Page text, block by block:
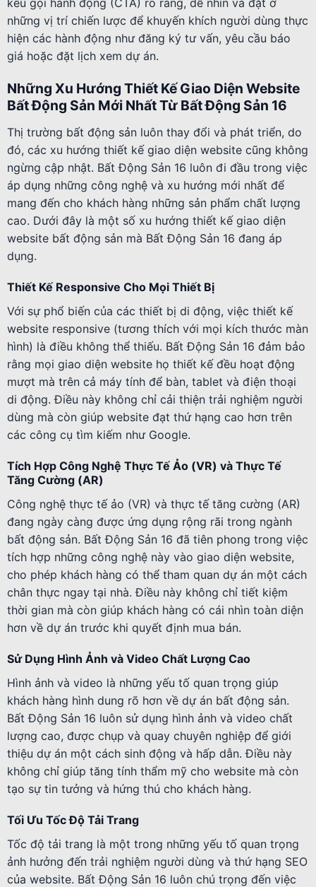
kêu gọi hành động (CTA) rõ ràng, dễ nhìn và đặt ở
những vị trí chiến lược để khuyến khích người dùng thực
hiện các hành động như đăng ký tư vấn, yêu cầu báo
giá hoặc đặt lịch xem dự án.
Những Xu Hướng Thiết Kế Giao Diện Website
Bất Động Sản Mới Nhất Từ Bất Động Sản 16
Thị trường bất động sản luôn thay đổi và phát triển, do
đó, các xu hướng thiết kế giao diện website cũng không
ngừng cập nhật. Bất Động Sản 16 luôn đi đầu trong việc
áp dụng những công nghệ và xu hướng mới nhất để
mang đến cho khách hàng những sản phẩm chất lượng
cao. Dưới đây là một số xu hướng thiết kế giao diện
website bất động sản mà Bất Động Sản 16 đang áp
dụng.
Thiết Kế Responsive Cho Mọi Thiết Bị
Với sự phổ biến của các thiết bị di động, việc thiết kế
website responsive (tương thích với mọi kích thước màn
hình) là điều không thể thiếu. Bất Động Sản 16 đảm bảo
rằng mọi giao diện website họ thiết kế đều hoạt động
mượt mà trên cả máy tính để bàn, tablet và điện thoại
di động. Điều này không chỉ cải thiện trải nghiệm người
dùng mà còn giúp website đạt thứ hạng cao hơn trên
các công cụ tìm kiếm như Google.
Tích Hợp Công Nghệ Thực Tế Ảo (VR) và Thực Tế
Tăng Cường (AR)
Công nghệ thực tế ảo (VR) và thực tế tăng cường (AR)
đang ngày càng được ứng dụng rộng rãi trong ngành
bất động sản. Bất Động Sản 16 đã tiên phong trong việc
tích hợp những công nghệ này vào giao diện website,
cho phép khách hàng có thể tham quan dự án một cách
chân thực ngay tại nhà. Điều này không chỉ tiết kiệm
thời gian mà còn giúp khách hàng có cái nhìn toàn diện
hơn về dự án trước khi quyết định mua bán.
Sử Dụng Hình Ảnh và Video Chất Lượng Cao
Hình ảnh và video là những yếu tố quan trọng giúp
khách hàng hình dung rõ hơn về dự án bất động sản.
Bất Động Sản 16 luôn sử dụng hình ảnh và video chất
lượng cao, được chụp và quay chuyên nghiệp để giới
thiệu dự án một cách sinh động và hấp dẫn. Điều này
không chỉ giúp tăng tính thẩm mỹ cho website mà còn
tạo sự tin tưởng và hứng thú cho khách hàng.
Tối Ưu Tốc Độ Tải Trang
Tốc độ tải trang là một trong những yếu tố quan trọng
ảnh hưởng đến trải nghiệm người dùng và thứ hạng SEO
của website. Bất Động Sản 16 luôn chú trọng đến việc